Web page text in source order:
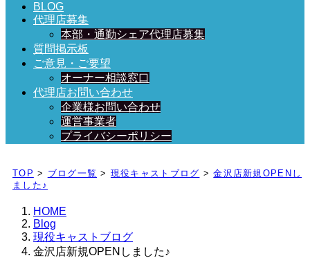
BLOG
代理店募集
本部・通勤シェア代理店募集
質問掲示板
ご意見・ご要望
オーナー相談窓口
代理店お問い合わせ
企業様お問い合わせ
運営事業者
プライバシーポリシー
日々、ブログを更新中！
TOP > ブログ一覧 > 現役キャストブログ >金沢店新規OPENし
ました♪
HOME
Blog
現役キャストブログ
金沢店新規OPENしました♪